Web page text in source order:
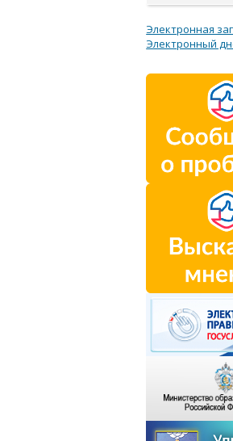
Электронная
Электронный